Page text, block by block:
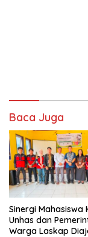
Baca Juga
Sinergi Mahasiswa
Unhas dan
Warga Laskap